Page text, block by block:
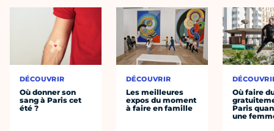
DÉCOUVRIR
Où donner son
sang à Paris cet
été ?
DÉCOUVRIR
Les meilleures
expos du moment
à faire en famille
Où faire
Paris
une